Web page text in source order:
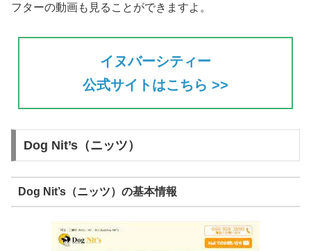
フターの動画も見ることができますよ。
イヌバーシティー
公式サイトはこちら >>
Dog Nit’s（ニッツ）
Dog Nit’s（ニッツ）の基本情報